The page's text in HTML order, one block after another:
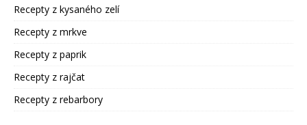
Recepty z kysaného zelí
Recepty z mrkve
Recepty z paprik
Recepty z rajčat
Recepty z rebarbory